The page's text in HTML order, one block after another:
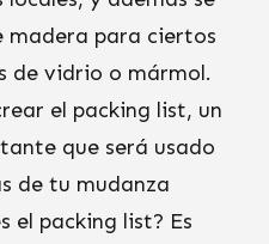
madera para ciertos
de vidrio o mármol.
el packing list, un
que será usado
de tu mudanza
el packing list? Es